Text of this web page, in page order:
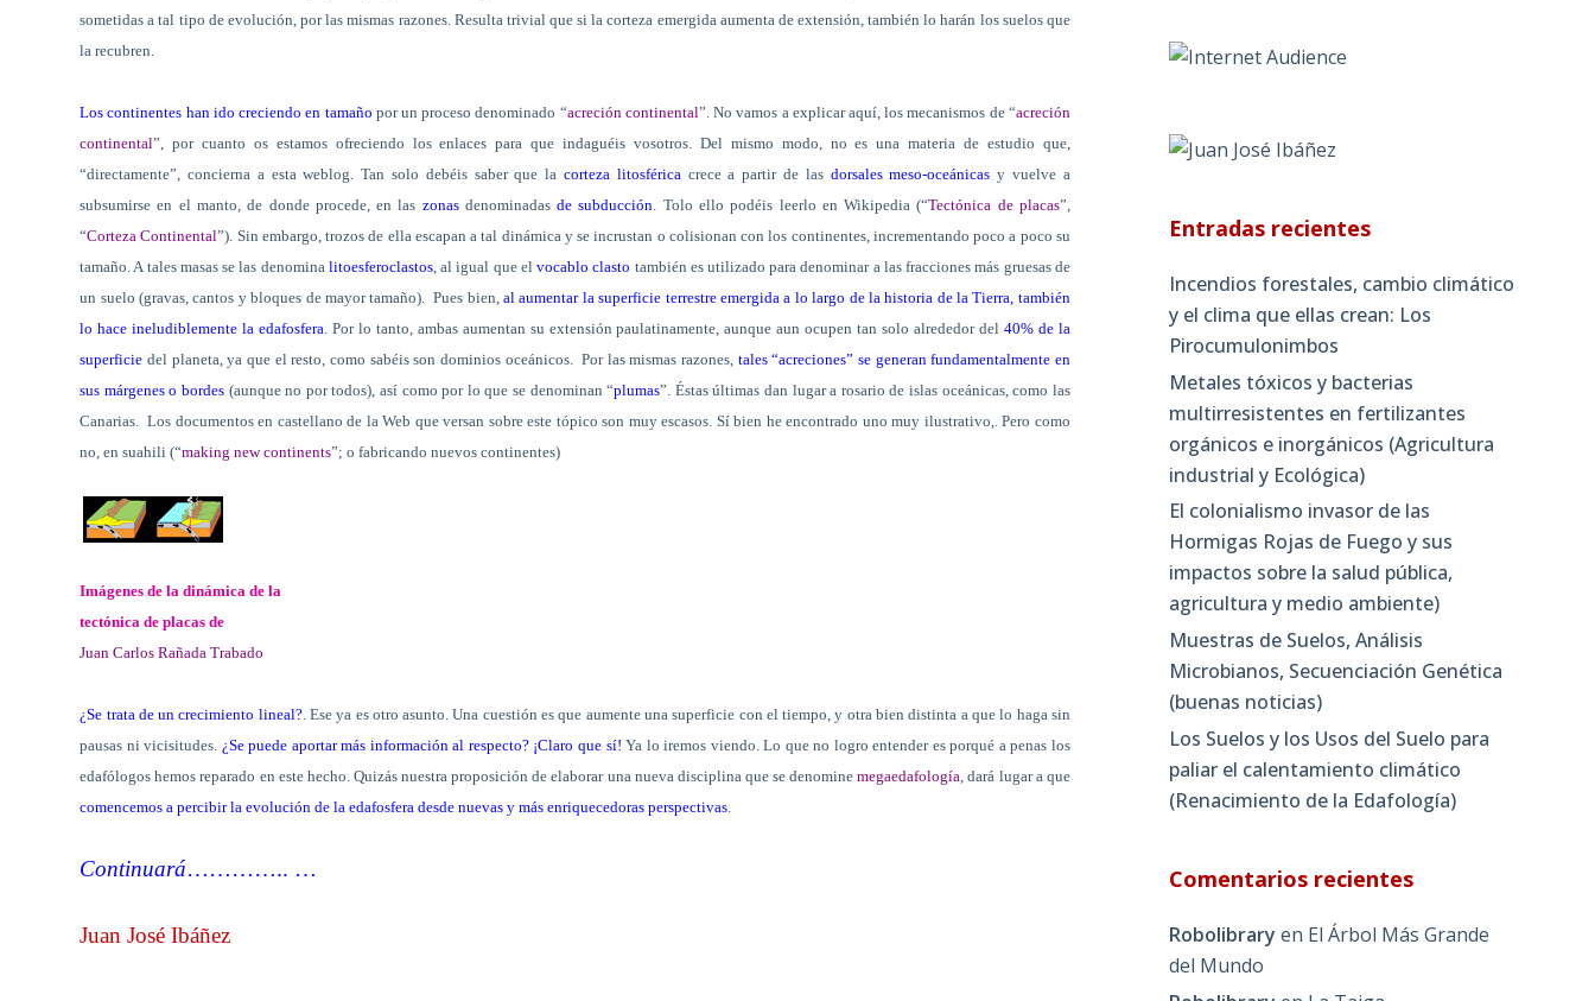
sometidas a tal tipo de evolución, por las mismas razones. Resulta trivial que si la corteza emergida aumenta de extensión, también lo harán los suelos que
la recubren.
Los continentes han ido creciendo en tamaño por un proceso denominado “acreción continental”. No vamos a explicar aquí, los mecanismos de “acreción
continental”, por cuanto os estamos ofreciendo los enlaces para que indaguéis vosotros. Del mismo modo, no es una materia de estudio que,
“directamente”, concierna a esta weblog. Tan solo debéis saber que lacorteza litosféricacrece a partir de las dorsales meso-oceánicas y vuelve a
subsumirse en el manto, de donde procede, en las zonasdenominadasde subducción. Tolo ello podéis leerlo en Wikipedia (“Tectónica de placas”,
“Corteza Continental”). Sin embargo, trozos de ella escapan a tal dinámica y se incrustan o colisionan con los continentes, incrementando poco a poco su
tamaño. A tales masas se las denomina litoesferoclastos, al igual que elvocablo clasto también es utilizado para denominar a las fracciones más gruesas de
un suelo (gravas, cantos y bloques de mayor tamaño). Pues bien, al aumentar la superficie terrestre emergida a lo largo de la historia de la Tierra, también
lo hace ineludiblemente la edafosfera. Por lo tanto, ambas aumentan su extensión paulatinamente, aunque aun ocupen tan solo alrededor del 40% de la
superficie del planeta, ya que el resto, como sabéis son dominios oceánicos. Por las mismas razones, tales “acreciones” se generan fundamentalmente en
sus márgenes o bordes (aunque no por todos), así como por lo que se denominan “plumas”. Éstas últimas dan lugar a rosario de islas oceánicas, como las
Canarias. Los documentos en castellano de la Web que versan sobre este tópico son muy escasos. Sí bien he encontrado uno muy ilustrativo,. Pero como
no, en suahili (“making new continents”; o fabricando nuevos continentes)
Imágenes de la dinámica de la
tectónica de placas de
Juan Carlos Rañada Trabado
¿Se trata de un crecimiento lineal?. Ese ya es otro asunto. Una cuestión es que aumente una superficie con el tiempo, y otra bien distinta a que lo haga sin
pausas ni vicisitudes. ¿Se puede aportar más información al respecto? ¡Claro que sí! Ya lo iremos viendo. Lo que no logro entender es porqué a penas los
edafólogos hemos reparado en este hecho. Quizás nuestra proposición de elaborar una nueva disciplina que se denominemegaedafología, dará lugar a que
comencemos a percibir la evolución de la edafosfera desde nuevas y más enriquecedoras perspectivas.
Continuará………….. …
Juan José Ibáñez
Entradas recientes
Incendios forestales, cambio climático
y el clima que ellas crean: Los
Pirocumulonimbos
Metales tóxicos y bacterias
multirresistentes en fertilizantes
orgánicos e inorgánicos (Agricultura
industrial y Ecológica)
El colonialismo invasor de las
Hormigas Rojas de Fuego y sus
impactos sobre la salud pública,
agricultura y medio ambiente)
Muestras de Suelos, Análisis
Microbianos, Secuenciación Genética
(buenas noticias)
Los Suelos y los Usos del Suelo para
paliar el calentamiento climático
(Renacimiento de la Edafología)
Comentarios recientes
Robolibrary en El Árbol Más Grande
del Mundo